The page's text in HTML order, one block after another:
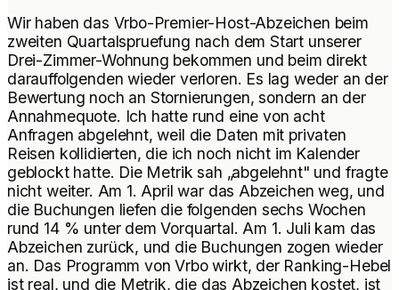
Wir haben das Vrbo-Premier-Host-Abzeichen beim
zweiten Quartalspruefung nach dem Start unserer
Drei-Zimmer-Wohnung bekommen und beim direkt
darauffolgenden wieder verloren. Es lag weder an der
Bewertung noch an Stornierungen, sondern an der
Annahmequote. Ich hatte rund eine von acht
Anfragen abgelehnt, weil die Daten mit privaten
Reisen kollidierten, die ich noch nicht im Kalender
geblockt hatte. Die Metrik sah „abgelehnt" und fragte
nicht weiter. Am 1. April war das Abzeichen weg, und
die Buchungen liefen die folgenden sechs Wochen
rund 14 % unter dem Vorquartal. Am 1. Juli kam das
Abzeichen zurück, und die Buchungen zogen wieder
an. Das Programm von Vrbo wirkt, der Ranking-Hebel
ist real, und die Metrik, die das Abzeichen kostet, ist